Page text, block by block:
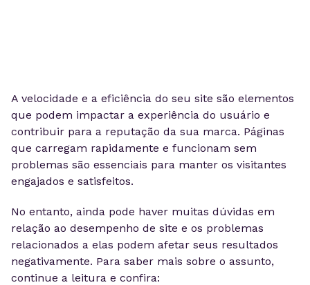
A velocidade e a eficiência do seu site são elementos
que podem impactar a experiência do usuário e
contribuir para a reputação da sua marca. Páginas
que carregam rapidamente e funcionam sem
problemas são essenciais para manter os visitantes
engajados e satisfeitos.
No entanto, ainda pode haver muitas dúvidas em
relação ao desempenho de site e os problemas
relacionados a elas podem afetar seus resultados
negativamente. Para saber mais sobre o assunto,
continue a leitura e confira: